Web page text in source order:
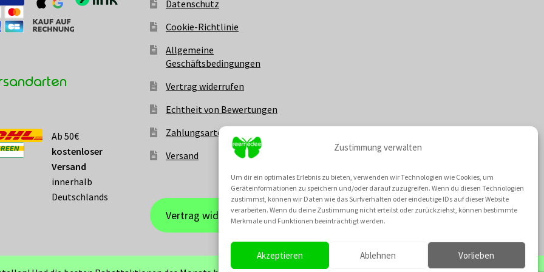
Zustimmung verwalten
Um dir ein optimales Erlebnis zu bieten, verwenden wir Technologien wie Cookies, um
Geräteinformationen zu speichern und/oder darauf zuzugreifen. Wenn du diesen Technologien
zustimmst, können wir Daten wie das Surfverhalten oder eindeutige IDs auf dieser Website
verarbeiten. Wenn du deine Zustimmung nicht erteilst oder zurückziehst, können bestimmte
Merkmale und Funktionen beeinträchtigt werden.
Akzeptieren Ablehnen Vorlieben
Ab 50€
kostenloser
Versand
innerhalb
Deutschlands
Datenschutz
Cookie-Richtlinie
Allgemeine
Geschäftsbedingungen
Vertrag widerrufen
Echtheit von Bewertungen
Zahlungsarten
Versand
Vertrag widerrufen